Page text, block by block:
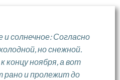
и солнечное: Согласно
но снежной.
концу ноября, а вот
рано и пролежит до